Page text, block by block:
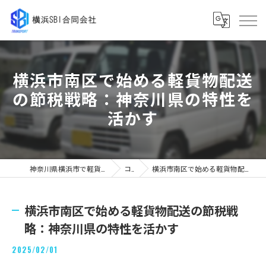
横浜市南区で始める軽貨物配送
の節税戦略：神奈川県の特性を
活かす
コラム 横浜市南区で始める軽貨物配送の節税戦略：神奈川県の特性を活かす
横浜市南区で始める軽貨物配送の節税戦
略：神奈川県の特性を活かす
2025/02/01